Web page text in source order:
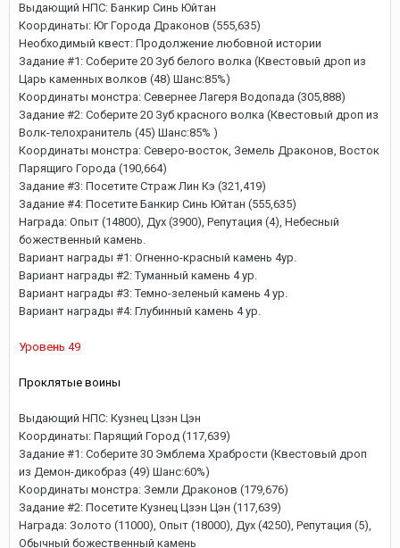
Выдающий НПС: Банкир Синь Юйтан
Координаты: Юг Города Драконов (555,635)
Необходимый квест: Продолжение любовной истории
Задание #1: Соберите 20 Зуб белого волка (Квестовый дроп из
Царь каменных волков (48) Шанс:85%)
Координаты монстра: Севернее Лагеря Водопада (305,888)
Задание #2: Соберите 20 Зуб красного волка (Квестовый дроп из
Волк-телохранитель (45) Шанс:85% )
Координаты монстра: Северо-восток, Земель Драконов, Восток
Парящиго Города (190,664)
Задание #3: Посетите Страж Лин Кэ (321,419)
Задание #4: Посетите Банкир Синь Юйтан (555,635)
Награда: Опыт (14800), Дух (3900), Репутация (4), Небесный
божественный камень.
Вариант награды #1: Огненно-красный камень 4ур.
Вариант награды #2: Туманный камень 4 ур.
Вариант награды #3: Темно-зеленый камень 4 ур.
Вариант награды #4: Глубинный камень 4 ур.
Уровень 49
Проклятые воины
Выдающий НПС: Кузнец Цзэн Цэн
Координаты: Парящий Город (117,639)
Задание #1: Соберите 30 Эмблема Храбрости (Квестовый дроп
из Демон-дикобраз (49) Шанс:60%)
Координаты монстра: Земли Драконов (179,676)
Задание #2: Посетите Кузнец Цзэн Цэн (117,639)
Награда: Золото (11000), Опыт (18000), Дух (4250), Репутация (5),
Обычный божественный камень